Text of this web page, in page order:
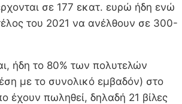
σε 177 εκατ. ευρώ ήδη ενώ
του 2021 να ανέλθουν σε 300-
ήδη το 80% των πολυτελών
με το συνολικό εμβαδόν) στο
έχουν πωληθεί, δηλαδή 21 βίλες